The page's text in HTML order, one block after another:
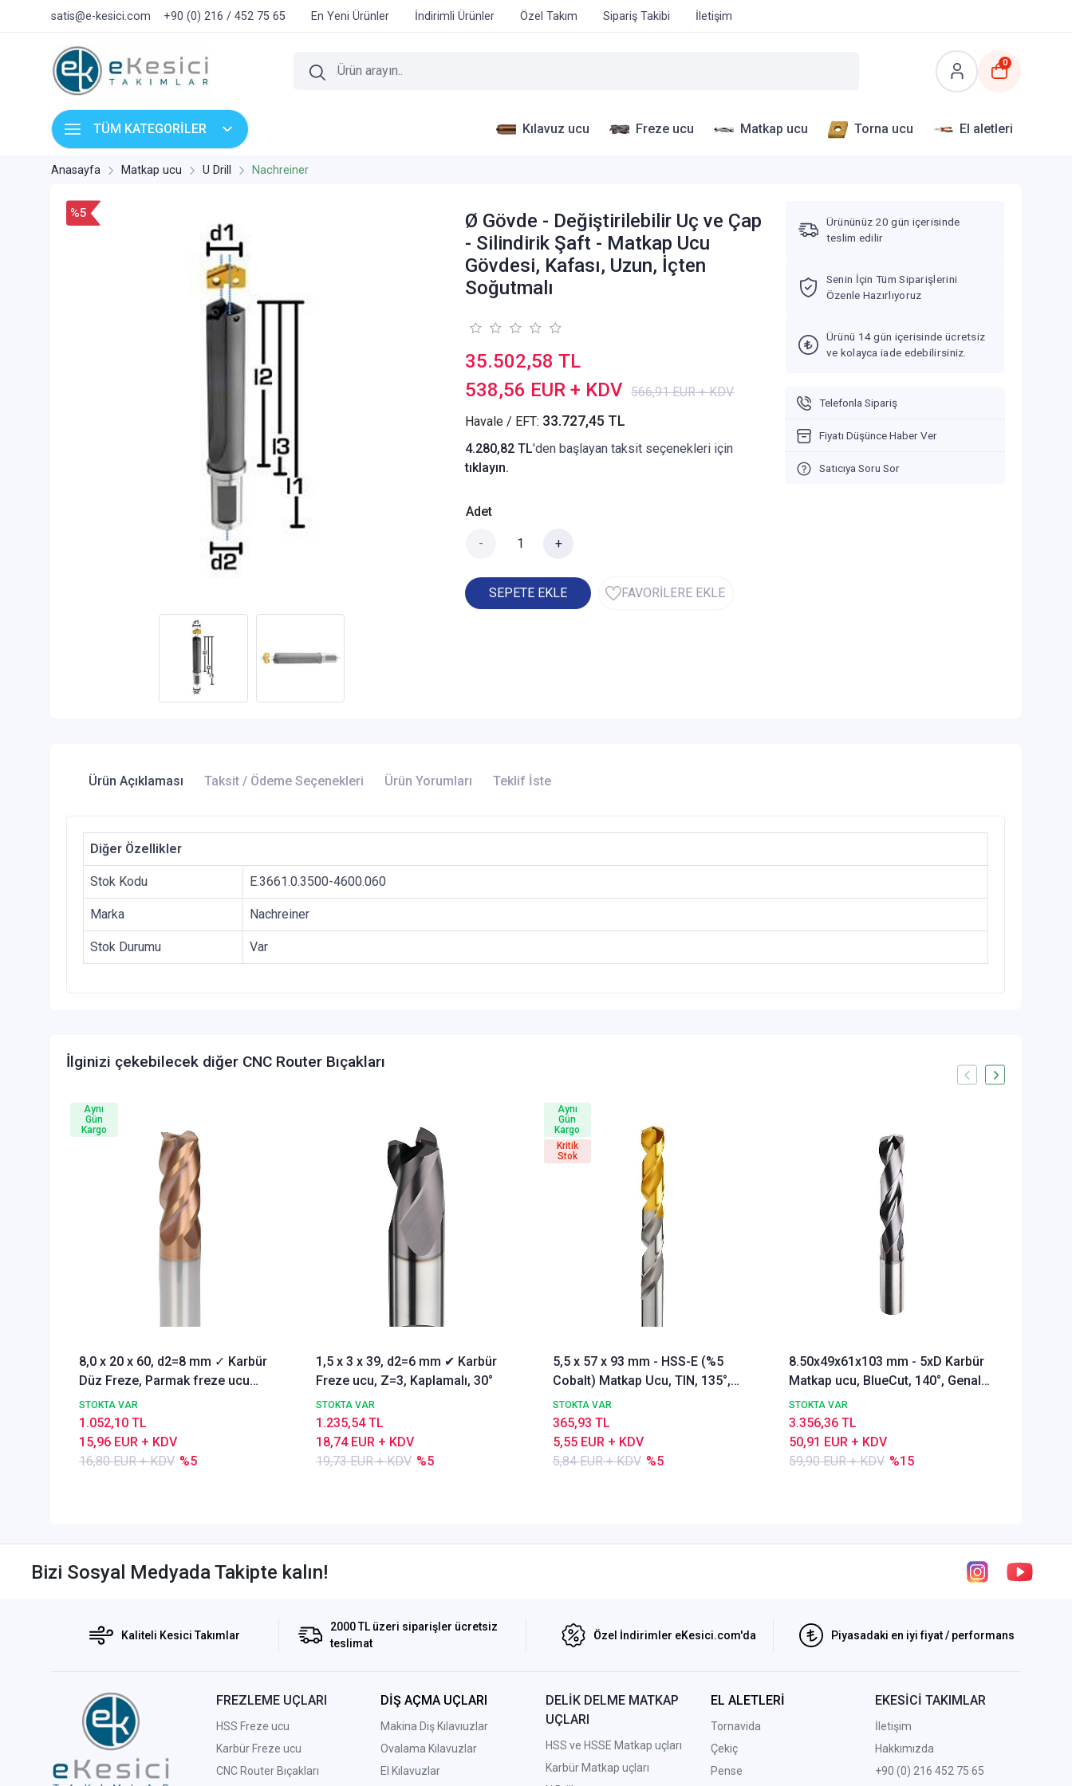
satis@e-kesici.com +90 (0) 216 / 452 75 65 En Yeni Ürünler İndirimli Ürünler Özel Takım Sipariş Takibi İletişim
0
TÜM KATEGORİLER Kılavuz ucu Freze ucu Matkap ucu Torna ucu El aletleri
Anasayfa Matkap ucu U Drill Nachreiner
%5
Ø Gövde - Değiştirilebilir Uç ve Çap
- Silindirik Şaft - Matkap Ucu
Gövdesi, Kafası, Uzun, İçten
Soğutmalı
35.502,58 TL
538,56 EUR + KDV 566,91 EUR + KDV
Havale / EFT: 33.727,45 TL
4.280,82 TL'den başlayan taksit seçenekleri için
tıklayın.
Adet
- +
SEPETE EKLE FAVORİLERE EKLE
Ürününüz 20 gün içerisinde
teslim edilir
Senin İçin Tüm Siparişlerini
Özenle Hazırlıyoruz
Ürünü 14 gün içerisinde ücretsiz
ve kolayca iade edebilirsiniz.
Telefonla Sipariş
Fiyatı Düşünce Haber Ver
Satıcıya Soru Sor
Ürün Açıklaması Taksit / Ödeme Seçenekleri Ürün Yorumları Teklif İste
Diğer Özellikler
Stok Kodu E.3661.0.3500-4600.060
Marka Nachreiner
Stok Durumu Var
İlginizi çekebilecek diğer CNC Router Bıçakları
8,0 x 20 x 60, d2=8 mm ✓ Karbür
Düz Freze, Parmak freze ucu
Z=4,TiSiN Kaplamalı
STOKTA VAR
16,80 EUR + KDV %5
15,96 EUR + KDV
1.052,10 TL
Aynı
Gün
Kargo
1,5 x 3 x 39, d2=6 mm ✔ Karbür
Freze ucu, Z=3, Kaplamalı, 30°
STOKTA VAR
19,73 EUR + KDV %5
18,74 EUR + KDV
1.235,54 TL
5,5 x 57 x 93 mm - HSS-E (%5
Cobalt) Matkap Ucu, TIN, 135°,
DIN338 Delik Delme ucu,
Nachreiner
STOKTA VAR
5,84 EUR + KDV %5
5,55 EUR + KDV
365,93 TL
Aynı
Gün
Kargo
Kritik
Stok
8.50x49x61x103 mm - 5xD Karbür
Matkap ucu, BlueCut, 140°, Genal
amaçlı
STOKTA VAR
59,90 EUR + KDV %15
50,91 EUR + KDV
3.356,36 TL
Bizi Sosyal Medyada Takipte kalın!
Kaliteli Kesici Takımlar
2000 TL üzeri siparişler ücretsiz
teslimat
Özel İndirimler eKesici.com'da Piyasadaki en iyi fiyat / performans
FREZLEME UÇLARI
HSS Freze ucu
Karbür Freze ucu
CNC Router Bıçakları
DİŞ AÇMA UÇLARI
Makina Diş Kılavıuzlar
Ovalama Kılavuzlar
El Kılavuzlar
DELİK DELME MATKAP
UÇLARI
HSS ve HSSE Matkap uçları
Karbür Matkap uçları
EL ALETLERİ
Tornavida
Çekiç
Pense
EKESİCİ TAKIMLAR
İletişim
Hakkımızda
+90 (0) 216 452 75 65